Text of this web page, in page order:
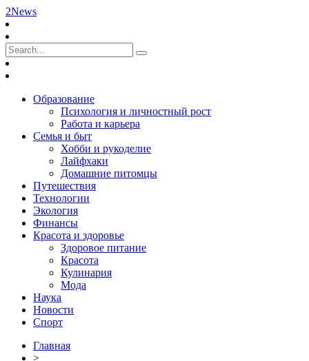
2News
Образование
Психология и личностный рост
Работа и карьера
Семья и быт
Хобби и рукоделие
Лайфхаки
Домашние питомцы
Путешествия
Технологии
Экология
Финансы
Красота и здоровье
Здоровое питание
Красота
Кулинария
Мода
Наука
Новости
Спорт
Главная
>